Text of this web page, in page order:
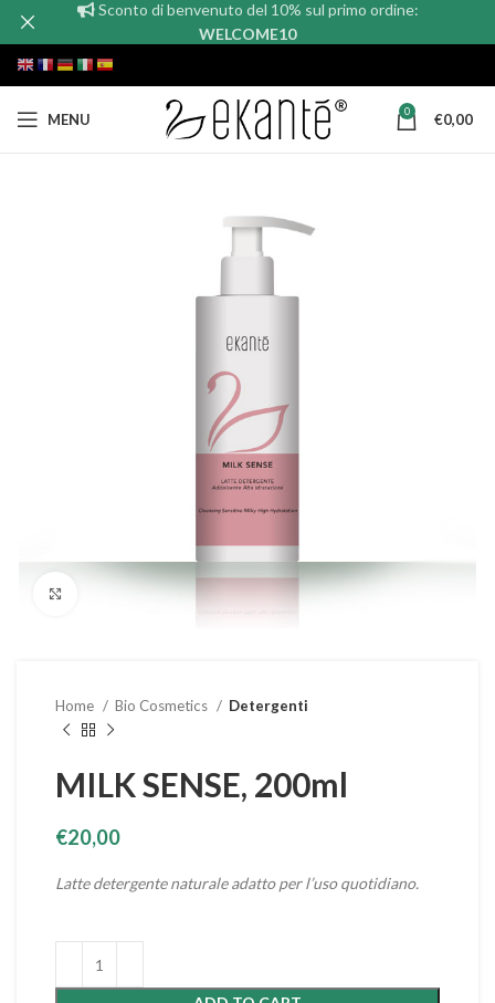
MENU 0 €0,00
Clicca per ingrandire
Home Bio Cosmetics Detergenti
MILK SENSE, 200ml
€20,00
Latte detergente naturale adatto per l’uso quotidiano.
Sconto di benvenuto del 10% sul primo ordine:
WELCOME10